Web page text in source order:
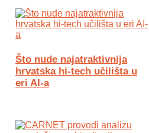
Što nude najatraktivnija
hrvatska hi-tech učilišta u
eri AI-a